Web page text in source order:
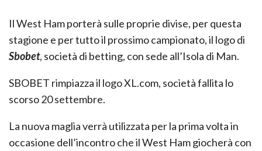
Il West Ham porterà sulle proprie divise, per questa
stagione e per tutto il prossimo campionato, il logo di
Sbobet, società di betting, con sede all’Isola di Man.
SBOBET rimpiazza il logo XL.com, società fallita lo
scorso 20 settembre.
La nuova maglia verrà utilizzata per la prima volta in
occasione dell’incontro che il West Ham giocherà con